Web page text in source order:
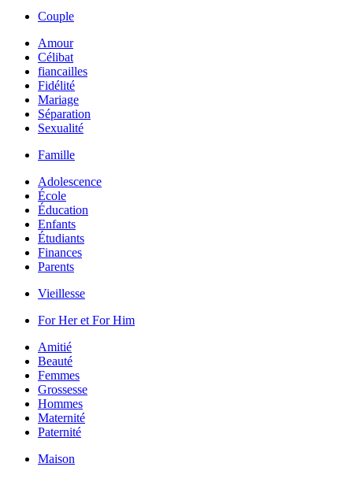
Couple
Amour
Célibat
fiancailles
Fidélité
Mariage
Séparation
Sexualité
Famille
Adolescence
École
Éducation
Enfants
Étudiants
Finances
Parents
Vieillesse
For Her et For Him
Amitié
Beauté
Femmes
Grossesse
Hommes
Maternité
Paternité
Maison